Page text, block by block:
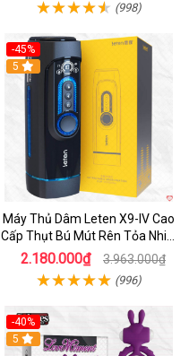
(998)
-45%
Hot
5
Máy Thủ Dâm Leten X9-IV Cao
Cấp Thụt Bú Mút Rên Tỏa Nhiệt
Sạc Pin
2.180.000₫ 3.963.000₫
(996)
-40%
5